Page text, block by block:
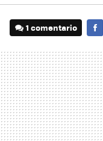
1 comentario